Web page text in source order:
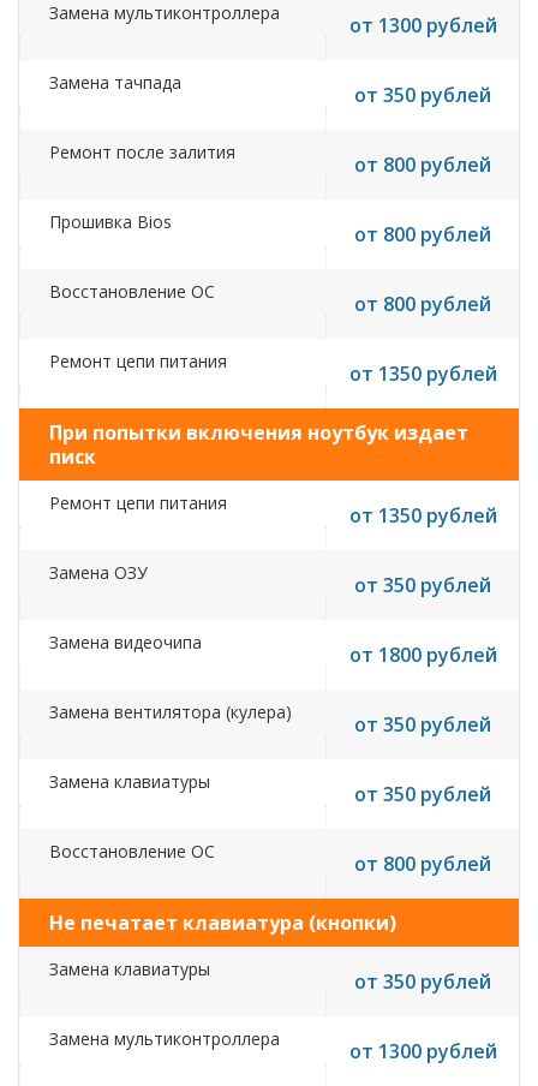
Замена мультиконтроллера от 1300 рублей
Замена тачпада от 350 рублей
Ремонт после залития от 800 рублей
Прошивка Bios от 800 рублей
Восстановление ОС от 800 рублей
Ремонт цепи питания от 1350 рублей
При попытки включения ноутбук издает
писк
Ремонт цепи питания от 1350 рублей
Замена ОЗУ от 350 рублей
Замена видеочипа от 1800 рублей
Замена вентилятора (кулера) от 350 рублей
Замена клавиатуры от 350 рублей
Восстановление ОС от 800 рублей
Не печатает клавиатура (кнопки)
Замена клавиатуры от 350 рублей
Замена мультиконтроллера от 1300 рублей